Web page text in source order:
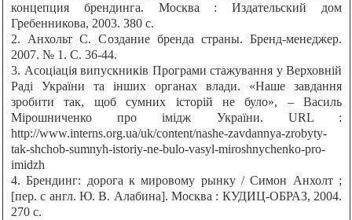
концепция брендинга. Москва : Издательский дом
Гребенникова, 2003. 380 с.
2. Анхольт С. Создание бренда страны. Бренд-менеджер.
2007. № 1. С. 36-44.
3. Асоціація випускників Програми стажування у Верховній
Раді України та інших органах влади. «Наше завдання
зробити так, щоб сумних історій не було», – Василь
Мірошниченко про імідж України. URL :
http://www.interns.org.ua/uk/content/nashe-zavdannya-zrobyty-
tak-shchob-sumnyh-istoriy-ne-bulo-vasyl-miroshnychenko-pro-
imidzh
4. Брендинг: дорога к мировому рынку / Симон Анхолт ;
[пер. с англ. Ю. В. Алабина]. Москва : КУДИЦ-ОБРАЗ, 2004.
270 с.